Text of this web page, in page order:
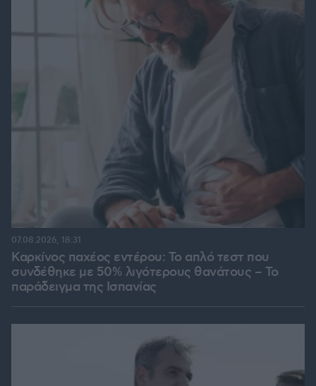
Καρκίνος παχέος εντέρου: Το απλό τεστ που
συνδέθηκε με 50% λιγότερους θανάτους – Το
παράδειγμα της Ισπανίας
07.08.2026, 18:31